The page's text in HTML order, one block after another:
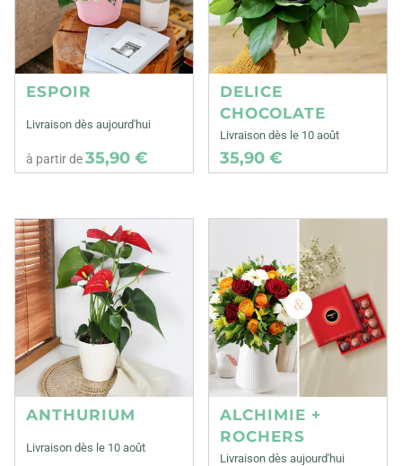
ESPOIR
Livraison dès aujourd'hui
à partir de35,90 €
DELICE
CHOCOLATE
Livraison dès le 10 août
35,90 €
ANTHURIUM
Livraison dès le 10 août
ALCHIMIE +
ROCHERS
Livraison dès aujourd'hui